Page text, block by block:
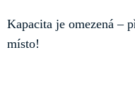
Kapacita je omezená –
místo!